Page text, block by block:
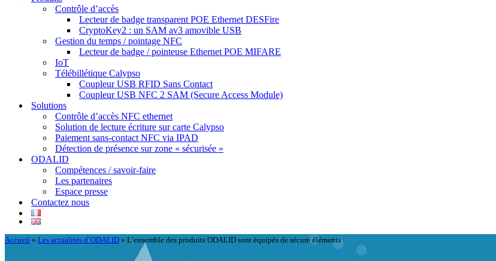
Contrôle d’accès
Lecteur de badge transparent POE Ethernet DESFire
CryptoKey2 : un SAM av3 amovible USB
Gestion du temps / pointage NFC
Lecteur de badge / pointeuse Ethernet POE MIFARE
IoT
Télébillétique Calypso
Coupleur USB RFID Sans Contact
Coupleur USB NFC 2 SAM (Secure Access Module)
Solutions
Contrôle d’accès NFC ethernet
Solution de lecture écriture sur carte Calypso
Paiement sans-contact NFC via IPAD
Détection de présence sur zone « sécurisée »
ODALID
Compétences / savoir-faire
Les partenaires
Espace presse
Contactez nous
Accueil » Les actualités d’ODALID » L’ensemble des produits ODALID sont équipés de sécure éléments